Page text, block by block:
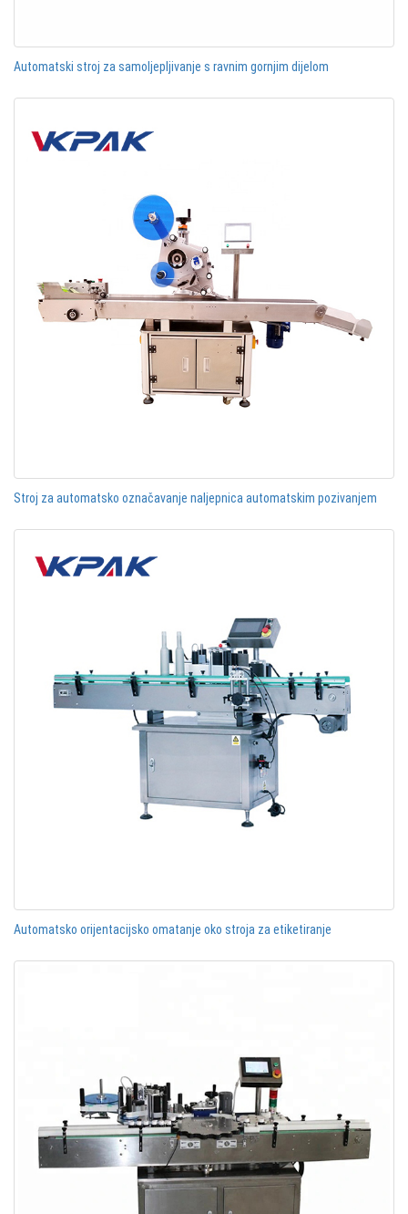
Automatski stroj za samoljepljivanje s ravnim gornjim dijelom
Stroj za automatsko označavanje naljepnica automatskim pozivanjem
Automatsko orijentacijsko omatanje oko stroja za etiketiranje